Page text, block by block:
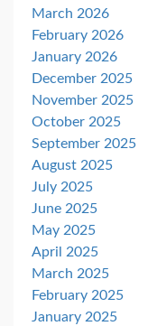
March 2026
February 2026
January 2026
December 2025
November 2025
October 2025
September 2025
August 2025
July 2025
June 2025
May 2025
April 2025
March 2025
February 2025
January 2025